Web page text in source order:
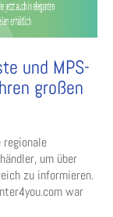
und MPS-
großen
um über
zu informieren.
war